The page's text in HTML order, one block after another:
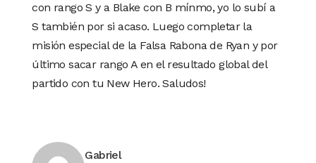
con rango S y a Blake con B mínmo, yo lo subí a
S también por si acaso. Luego completar la
misión especial de la Falsa Rabona de Ryan y por
último sacar rango A en el resultado global del
partido con tu New Hero. Saludos!
Gabriel